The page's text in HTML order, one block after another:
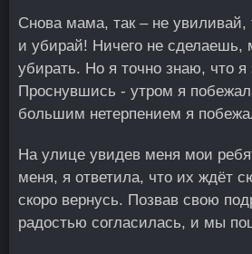
Снова мама, так – не увиливай,
и убирай! Ничего не сделаешь,
убирать. Но я точно знаю, что я
Проснувшись - утром я
большим нетерпением я
На улице увидев меня мои
меня, я ответила, что их ждёт
скоро вернусь. Позвав свою
радостью согласилась, и мы